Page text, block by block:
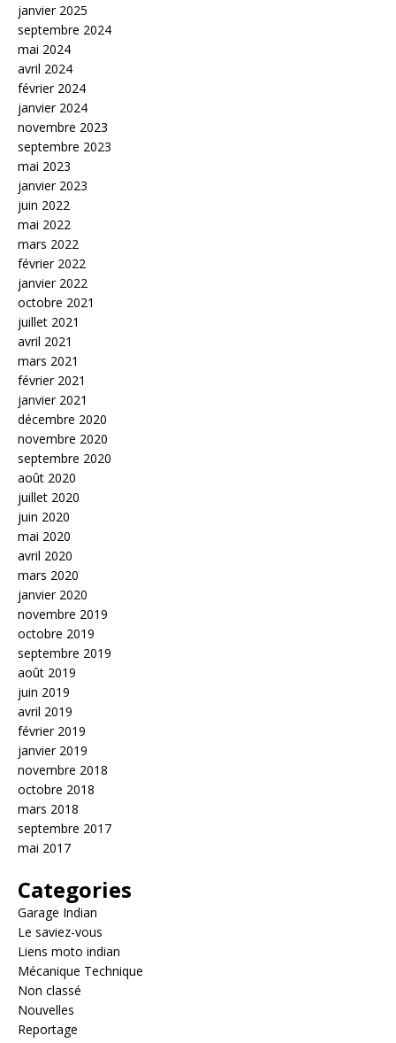
janvier 2025
septembre 2024
mai 2024
avril 2024
février 2024
janvier 2024
novembre 2023
septembre 2023
mai 2023
janvier 2023
juin 2022
mai 2022
mars 2022
février 2022
janvier 2022
octobre 2021
juillet 2021
avril 2021
mars 2021
février 2021
janvier 2021
décembre 2020
novembre 2020
septembre 2020
août 2020
juillet 2020
juin 2020
mai 2020
avril 2020
mars 2020
janvier 2020
novembre 2019
octobre 2019
septembre 2019
août 2019
juin 2019
avril 2019
février 2019
janvier 2019
novembre 2018
octobre 2018
mars 2018
septembre 2017
mai 2017
Categories
Garage Indian
Le saviez-vous
Liens moto indian
Mécanique Technique
Non classé
Nouvelles
Reportage